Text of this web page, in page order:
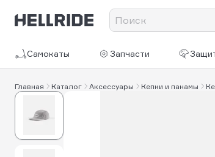
Самокаты Запчасти
Главная Каталог Аксессуары Кепки и панамы